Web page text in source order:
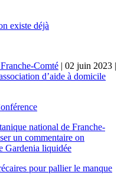
existe déjà
Comté | 02 juin 2023 |
d’aide à domicile
national de Franche-
un commentaire on
Gardenia liquidée
pour pallier le manque